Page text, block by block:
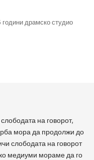
години драмско студио
на говорот,
мора да продолжи до
слободата на говорот
медиуми мораме да го